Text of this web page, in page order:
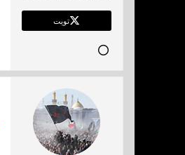
تويت